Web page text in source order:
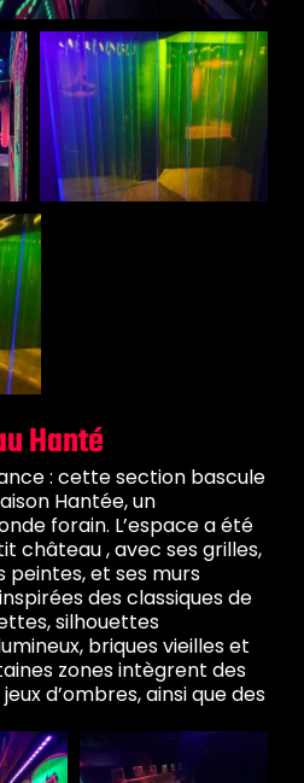
Hanté
: cette section bascule
Hantée, un
forain. L’espace a été
château , avec ses grilles,
et ses murs
des classiques de
silhouettes
briques vieilles et
zones intègrent des
d’ombres, ainsi que des